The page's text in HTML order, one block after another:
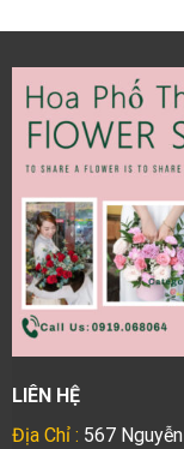
LIÊN HỆ
Địa Chỉ : 567